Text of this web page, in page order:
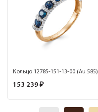
Кольцо 12785-151-13-00 (Au 585)
153 239 ₽